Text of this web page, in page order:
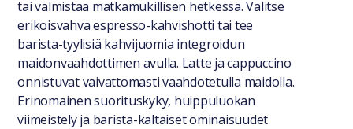
tai valmistaa matkamukillisen hetkessä. Valitse
erikoisvahva espresso-kahvishotti tai tee
barista-tyylisiä kahvijuomia integroidun
maidonvaahdottimen avulla. Latte ja cappuccino
onnistuvat vaivattomasti vaahdotetulla maidolla.
Erinomainen suorituskyky, huippuluokan
viimeistely ja barista-kaltaiset ominaisuudet